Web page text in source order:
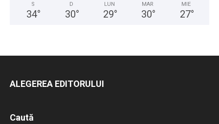
S
34°
D
30°
LUN
29°
MAR
30°
MIE
27°
ALEGEREA EDITORULUI
Caută